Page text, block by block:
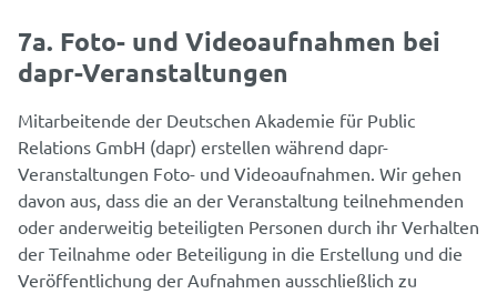
7a. Foto- und Videoaufnahmen bei
dapr-Veranstaltungen
Mitarbeitende der Deutschen Akademie für Public
Relations GmbH (dapr) erstellen während dapr-
Veranstaltungen Foto- und Videoaufnahmen. Wir gehen
davon aus, dass die an der Veranstaltung teilnehmenden
oder anderweitig beteiligten Personen durch ihr Verhalten
der Teilnahme oder Beteiligung in die Erstellung und die
Veröffentlichung der Aufnahmen ausschließlich zu